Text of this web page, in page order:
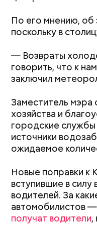
По его мнению, об
поскольку в
— Возвраты
говорить, что к
заключил
Заместитель
хозяйства и
городские службы
источники
ожидаемое
Новые поправки к
вступившие в
водителей. За
автомобилистов —
получат водители,
Мавзолей
— А меня ужасно
слушают музыку
Как
не